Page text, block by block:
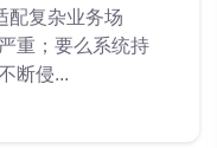
配复杂业务场
重；要么系统持
断侵...